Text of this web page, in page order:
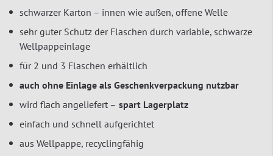
schwarzer Karton – innen wie außen, offene Welle
sehr guter Schutz der Flaschen durch variable, schwarze
Wellpappeinlage
für 2 und 3 Flaschen erhältlich
auch ohne Einlage als Geschenkverpackung nutzbar
wird flach angeliefert – spart Lagerplatz
einfach und schnell aufgerichtet
aus Wellpappe, recyclingfähig